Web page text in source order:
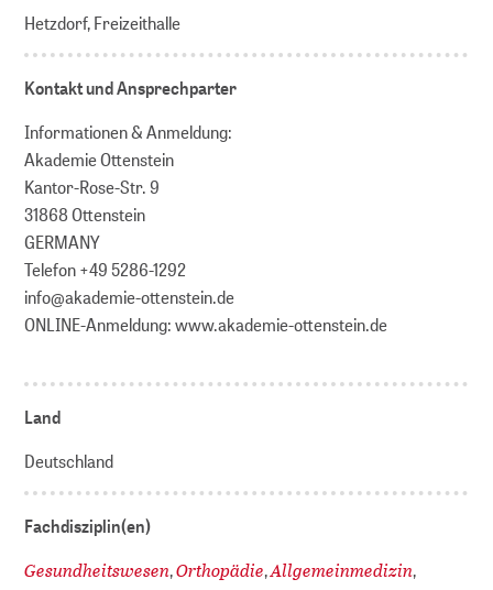
Hetzdorf, Freizeithalle
Kontakt und Ansprechparter
Informationen & Anmeldung:
Akademie Ottenstein
Kantor-Rose-Str. 9
31868 Ottenstein
GERMANY
Telefon +49 5286-1292
info@akademie-ottenstein.de
ONLINE-Anmeldung: www.akademie-ottenstein.de
Land
Deutschland
Fachdisziplin(en)
Gesundheitswesen,Orthopädie,Allgemeinmedizin,